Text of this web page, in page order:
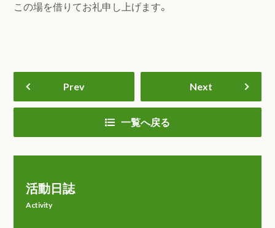
この場を借りてお礼申し上げます。
Prev Next
一覧へ戻る
活動日誌
Activity